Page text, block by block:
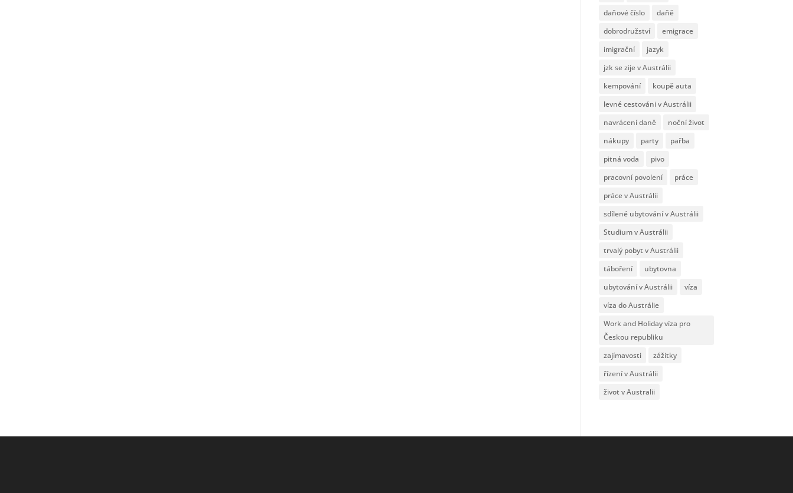
daňové číslo
daňě
dobrodružství
emigrace
imigrační
jazyk
jzk se zije v Austrálii
kempování
koupě auta
levné cestováni v Austrálii
navrácení daně
noční život
nákupy
party
pařba
pitná voda
pivo
pracovní povolení
práce
práce v Austrálii
sdílené ubytování v Austrálii
Studium v Austrálii
trvalý pobyt v Austrálii
táboření
ubytovna
ubytování v Austrálii
víza
víza do Austrálie
Work and Holiday víza pro
Českou republiku
zajímavosti
zážitky
řízení v Austrálii
život v Australii